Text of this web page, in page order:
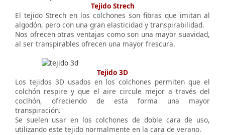
Tejido Strech
El tejido Strech en los colchones son fibras que imitan al
algodón, pero con una gran elasticidad y transpirabilidad.
Nos ofrecen otras ventajas como son una mayor suavidad,
al ser transpirables ofrecen una mayor frescura.
Tejido 3D
Los tejidos 3D usados en los colchones permiten que el
colchón respire y que el aire circule mejor a través del
coclhón, ofreciendo de esta forma una mayor
transpiración.
Se suelen usar en los colchones de doble cara de uso,
utilizando este tejido normalmente en la cara de verano.